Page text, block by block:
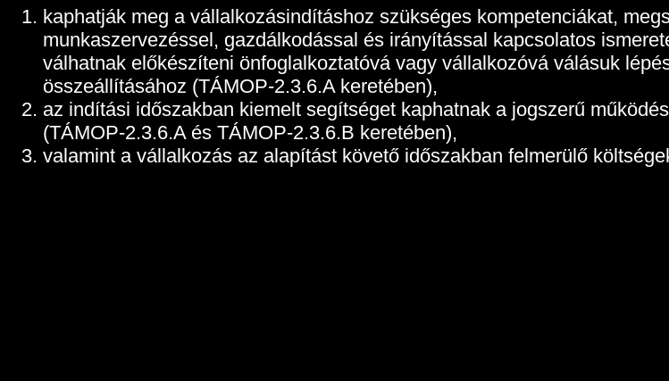
kaphatják meg a vállalkozásindításhoz szükséges kompetenciákat,
munkaszervezéssel, gazdálkodással és irányítással kapcsolatos
válhatnak előkészíteni önfoglalkoztatóvá vagy vállalkozóvá válásuk
összeállításához (TÁMOP-2.3.6.A keretében),
az indítási időszakban kiemelt segítséget kaphatnak a jogszerű
(TÁMOP-2.3.6.A és TÁMOP-2.3.6.B keretében),
valamint a vállalkozás az alapítást követő időszakban felmerülő